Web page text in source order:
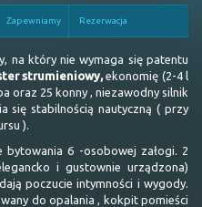
Zapewniamy Rezerwacja
na który nie wymaga się patentu
strumieniowy, ekonomię (2-4 l
oraz 25 konny , niezawodny silnik
się stabilnością nautyczną ( przy
).
6 -osobowej załogi. 2
i gustownie urządzona)
poczucie intymności i wygody.
do opalania , kokpit pomieści